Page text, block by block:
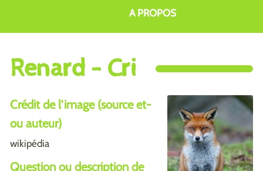
A PROPOS
Renard - Cri
Crédit de l'image (source et-
ou auteur)
wikipédia
Question ou description de